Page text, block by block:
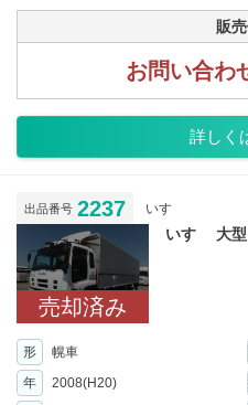
販
お問い合わ
詳しく
出品番号 2237 いすゞ
売却済み
いすゞ 大
形 幌車
年
2008(H20)